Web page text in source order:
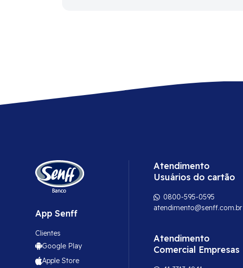
App Senff
Clientes
Google Play
Apple Store
Atendimento
Usuários do cartão
0800-595-0595
atendimento@senff.com.br
Atendimento
Comercial Empresas